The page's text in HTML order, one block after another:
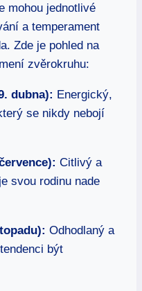
mohou jednotlivé
a temperament
Zde je pohled na
zvěrokruhu:
dubna): Energický,
se nikdy nebojí
Citlivý a
svou rodinu nade
Odhodlaný a
být